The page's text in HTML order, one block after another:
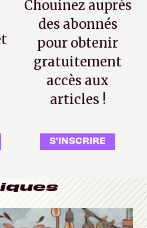
Chouinez auprès
des abonnés
pour obtenir
gratuitement
accès aux
articles !
S'INSCRIRE